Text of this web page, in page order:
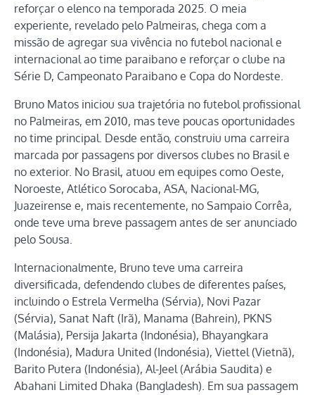
reforçar o elenco na temporada 2025. O meia
experiente, revelado pelo Palmeiras, chega com a
missão de agregar sua vivência no futebol nacional e
internacional ao time paraibano e reforçar o clube na
Série D, Campeonato Paraibano e Copa do Nordeste.
Bruno Matos iniciou sua trajetória no futebol profissional
no Palmeiras, em 2010, mas teve poucas oportunidades
no time principal. Desde então, construiu uma carreira
marcada por passagens por diversos clubes no Brasil e
no exterior. No Brasil, atuou em equipes como Oeste,
Noroeste, Atlético Sorocaba, ASA, Nacional-MG,
Juazeirense e, mais recentemente, no Sampaio Corrêa,
onde teve uma breve passagem antes de ser anunciado
pelo Sousa.
Internacionalmente, Bruno teve uma carreira
diversificada, defendendo clubes de diferentes países,
incluindo o Estrela Vermelha (Sérvia), Novi Pazar
(Sérvia), Sanat Naft (Irã), Manama (Bahrein), PKNS
(Malásia), Persija Jakarta (Indonésia), Bhayangkara
(Indonésia), Madura United (Indonésia), Viettel (Vietnã),
Barito Putera (Indonésia), Al-Jeel (Arábia Saudita) e
Abahani Limited Dhaka (Bangladesh). Em sua passagem